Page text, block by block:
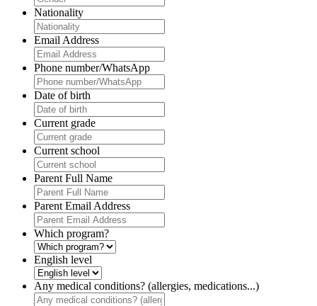
Nationality
Email Address
Phone number/WhatsApp
Date of birth
Current grade
Current school
Parent Full Name
Parent Email Address
Which program?
English level
Any medical conditions? (allergies, medications...)